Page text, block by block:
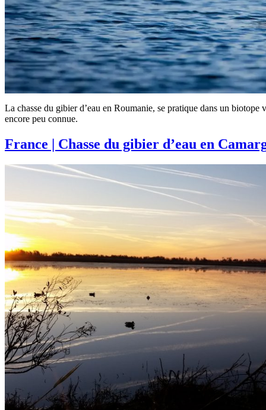
La chasse du gibier d’eau en Roumanie, se pratique dans un
encore peu connue.
France | Chasse du gibier d’eau en